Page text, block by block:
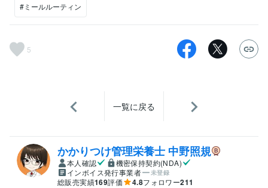
#ミールルーティン
5
一覧に戻る
かかりつけ管理栄養士 中野照規
本人確認
機密保持契約(NDA)
インボイス発行事業者
未登録
総販売実績169評価 4.8フォロワー211